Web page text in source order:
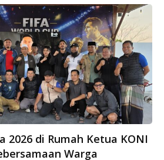
2026 di Rumah Ketua KONI
Warga